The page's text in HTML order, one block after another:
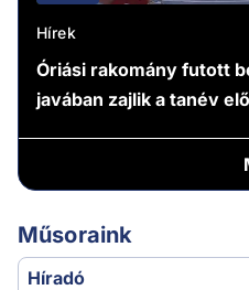
Hírek
Óriási rakomány futott
javában zajlik a tanév
Műsoraink
Híradó